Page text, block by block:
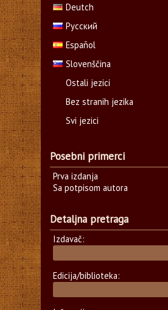
Deutch
Русский
Español
Slovenščina
Ostali jezici
Bez stranih jezika
Svi jezici
Posebni primerci
Prva izdanja
Sa potpisom autora
Detaljna pretraga
Izdavač:
Edicija/biblioteka: